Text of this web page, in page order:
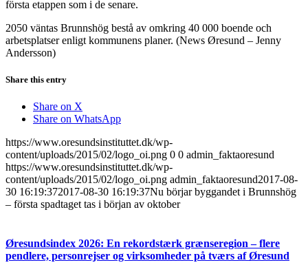
första etappen som i de senare.
2050 väntas Brunnshög bestå av omkring 40 000 boende och
arbetsplatser enligt kommunens planer. (News Øresund – Jenny
Andersson)
Share this entry
Share on X
Share on WhatsApp
https://www.oresundsinstituttet.dk/wp-
content/uploads/2015/02/logo_oi.png 0 0 admin_faktaoresund
https://www.oresundsinstituttet.dk/wp-
content/uploads/2015/02/logo_oi.png admin_faktaoresund2017-08-
30 16:19:372017-08-30 16:19:37Nu börjar byggandet i Brunnshög
– första spadtaget tas i början av oktober
Øresundsindex 2026: En rekordstærk grænseregion – flere
pendlere, personrejser og virksomheder på tværs af Øresund